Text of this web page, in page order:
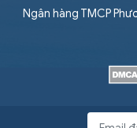
Ngân hàng TMCP